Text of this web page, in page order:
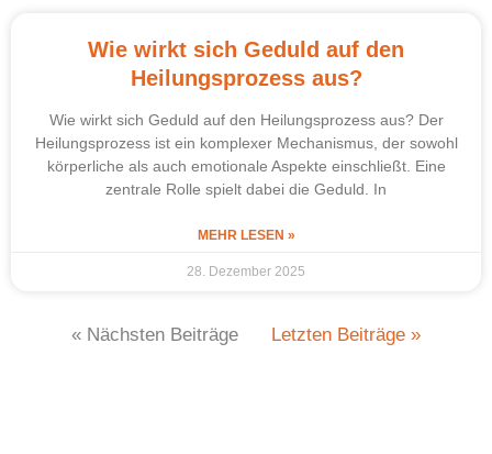
Wie wirkt sich Geduld auf den
Heilungsprozess aus?
Wie wirkt sich Geduld auf den Heilungsprozess aus? Der
Heilungsprozess ist ein komplexer Mechanismus, der sowohl
körperliche als auch emotionale Aspekte einschließt. Eine
zentrale Rolle spielt dabei die Geduld. In
MEHR LESEN »
28. Dezember 2025
« Nächsten Beiträge Letzten Beiträge »